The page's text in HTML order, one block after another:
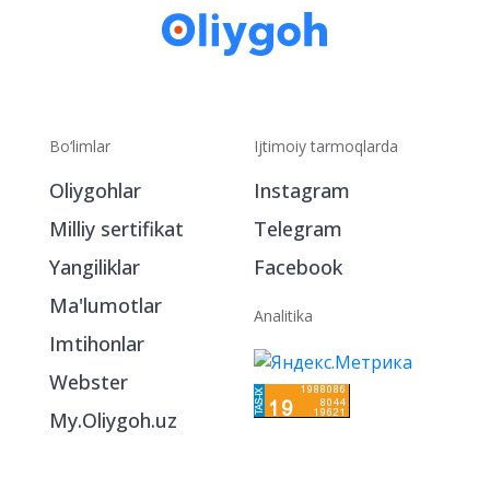
Bo‘limlar
Oliygohlar
Milliy sertifikat
Yangiliklar
Ma'lumotlar
Imtihonlar
Webster
My.Oliygoh.uz
Ijtimoiy tarmoqlarda
Instagram
Telegram
Facebook
Analitika